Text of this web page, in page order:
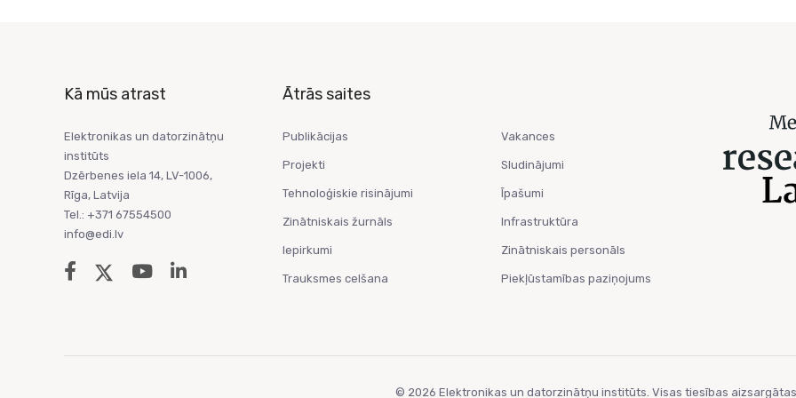
Kā mūs atrast
Elektronikas un datorzinātņu
institūts
Dzērbenes iela 14, LV-1006,
Rīga, Latvija
Tel.: +371 67554500
info@edi.lv
Ātrās saites
Publikācijas
Projekti
Tehnoloģiskie risinājumi
Zinātniskais žurnāls
Iepirkumi
Trauksmes celšana
Vakances
Sludinājumi
Īpašumi
Infrastruktūra
Zinātniskais personāls
Piekļūstamības paziņojums
© 2026 Elektronikas un datorzinātņu institūts. Visas tiesības